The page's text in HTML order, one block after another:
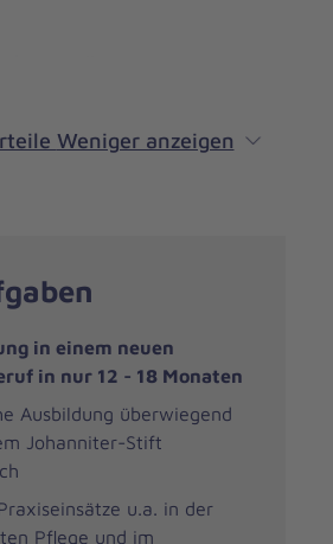
Weniger anzeigen
in einem neuen
in nur 12 - 18 Monaten
Ausbildung überwiegend
Johanniter-Stift
u.a. in der
Pflege und im